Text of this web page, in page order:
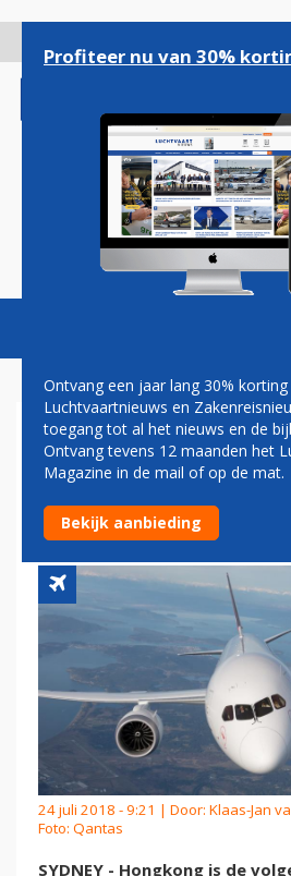
gaan
Magazine Podcasts
QANTAS MET
DREAMLINER NAAR
HONGKONG
24 juli 2018 - 9:21 | Door: Klaas-Jan
Foto: Qantas
SYDNEY - Hongkong is de
Profiteer nu van 30%
Ontvang een jaar lang 30%
Luchtvaartnieuws en
toegang tot al het nieuws en de
Ontvang tevens 12 maanden het
Magazine in de mail of op de mat.
Bekijk aanbieding